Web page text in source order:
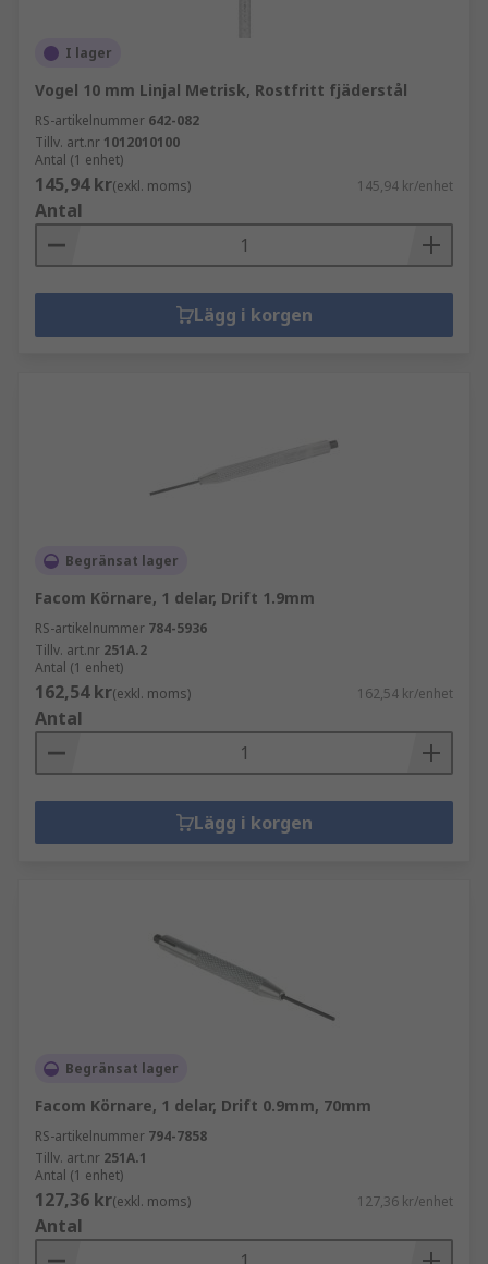
I lager
Vogel 10 mm Linjal Metrisk, Rostfritt fjäderstål
RS-artikelnummer 642-082
Tillv. art.nr 1012010100
Antal (1 enhet)
145,94 kr(exkl. moms) 145,94 kr/enhet
Antal
Lägg i korgen
Begränsat lager
Facom Körnare, 1 delar, Drift 1.9mm
RS-artikelnummer 784-5936
Tillv. art.nr 251A.2
Antal (1 enhet)
162,54 kr(exkl. moms) 162,54 kr/enhet
Antal
Lägg i korgen
Begränsat lager
Facom Körnare, 1 delar, Drift 0.9mm, 70mm
RS-artikelnummer 794-7858
Tillv. art.nr 251A.1
Antal (1 enhet)
127,36 kr(exkl. moms) 127,36 kr/enhet
Antal